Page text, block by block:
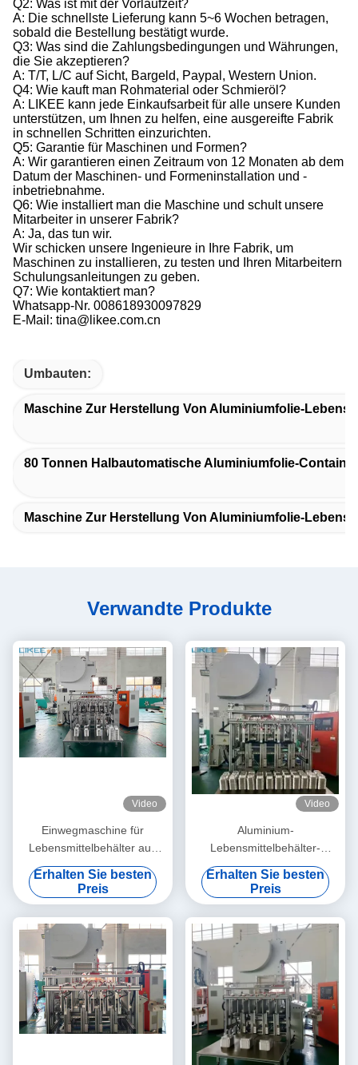
Q2: Was ist mit der Vorlaufzeit?
A: Die schnellste Lieferung kann 5~6 Wochen betragen,
sobald die Bestellung bestätigt wurde.
Q3: Was sind die Zahlungsbedingungen und Währungen,
die Sie akzeptieren?
A: T/T, L/C auf Sicht, Bargeld, Paypal, Western Union.
Q4: Wie kauft man Rohmaterial oder Schmieröl?
A: LIKEE kann jede Einkaufsarbeit für alle unsere Kunden
unterstützen, um Ihnen zu helfen, eine ausgereifte Fabrik
in schnellen Schritten einzurichten.
Q5: Garantie für Maschinen und Formen?
A: Wir garantieren einen Zeitraum von 12 Monaten ab dem
Datum der Maschinen- und Formeninstallation und -
inbetriebnahme.
Q6: Wie installiert man die Maschine und schult unsere
Mitarbeiter in unserer Fabrik?
A: Ja, das tun wir.
Wir schicken unsere Ingenieure in Ihre Fabrik, um
Maschinen zu installieren, zu testen und Ihren Mitarbeitern
Schulungsanleitungen zu geben.
Q7: Wie kontaktiert man?
Whatsapp-Nr. 008618930097829
E-Mail: tina@likee.com.cn
Umbauten:
Maschine Zur Herstellung Von Aluminiumfolie-
80 Tonnen Halbautomatische Aluminiumfolie-
Maschine Zur Herstellung Von Aluminiumfolie-
Verwandte Produkte
Video
Einwegmaschine für
Lebensmittelbehälter aus
Aluminium mit 3
Hohlraumformen und 35-70
Schlägen pro Minute in C-
Rahmenstruktur
Erhalten Sie besten
Preis
Video
Aluminium-
Lebensmittelbehälter-
Maschine mit elektronisch
gesteuerter Folie-Fütterung
und einer Maschine ein
Arbeitsbetrieb
Erhalten Sie besten
Preis